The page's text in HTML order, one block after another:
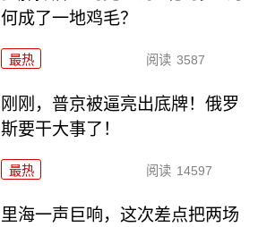
何成了一地鸡毛？
最热 阅读 3587
刚刚，普京被逼亮出底牌！俄罗
斯要干大事了！
最热 阅读 14597
里海一声巨响，这次差点把两场